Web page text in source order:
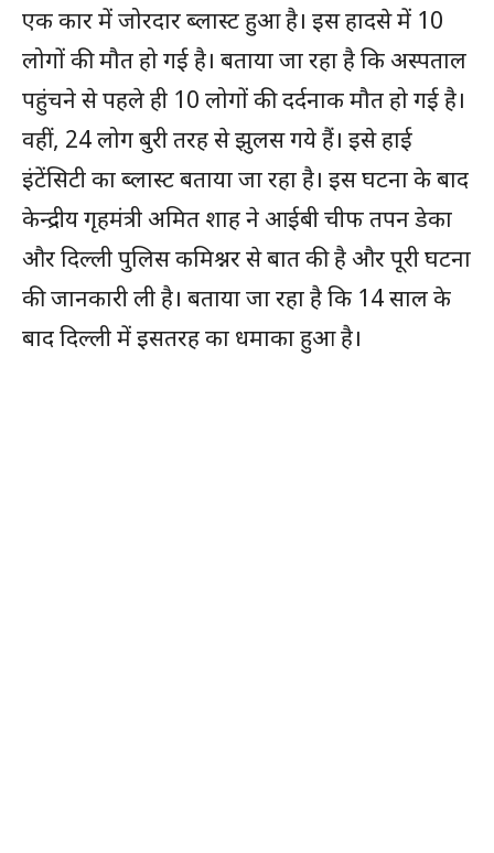
एक कार में जोरदार ब्लास्ट हुआ है। इस हादसे में 10
लोगों की मौत हो गई है। बताया जा रहा है कि अस्पताल
पहुंचने से पहले ही 10 लोगों की दर्दनाक मौत हो गई है।
वहीं, 24 लोग बुरी तरह से झुलस गये हैं। इसे हाई
इंटेंसिटी का ब्लास्ट बताया जा रहा है। इस घटना के बाद
केन्द्रीय गृहमंत्री अमित शाह ने आईबी चीफ तपन डेका
और दिल्ली पुलिस कमिश्नर से बात की है और पूरी घटना
की जानकारी ली है। बताया जा रहा है कि 14 साल के
बाद दिल्ली में इसतरह का धमाका हुआ है।